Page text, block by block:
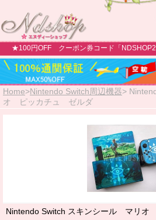
★100円OFF クーポン券コード「
Home>Nintendo Switch周辺機器>
オ ピッカチュ ゼルダ
Nintendo Switch スキンシール マリ